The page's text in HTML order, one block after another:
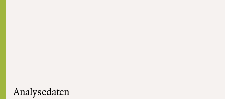
Analysedaten